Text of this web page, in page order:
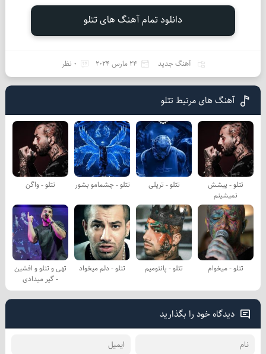
دانلود تمام آهنگ های تتلو
آهنگ جدید 24 مارس 2024 0 نظر
آهنگ های مرتبط تتلو
تتلو - پیشش
نمیشینم
تتلو - تریلی تتلو - چشمامو بشور تتلو - واگن
تتلو - میخوام تتلو - پانتومیم تتلو - دلم میخواد
تهی و تتلو و افشین
- گیر میدادی
دیدگاه خود را بگذارید